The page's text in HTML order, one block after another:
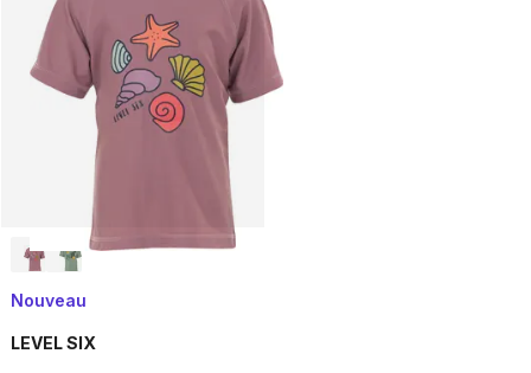
Nouveau
LEVEL SIX